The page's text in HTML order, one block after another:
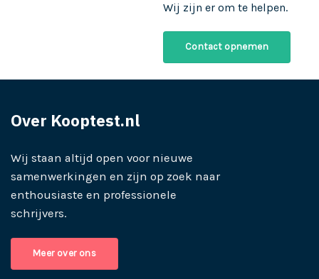
Wij zijn er om te helpen.
Contact opnemen
Over Kooptest.nl
Wij staan altijd open voor nieuwe
samenwerkingen en zijn op zoek naar
enthousiaste en professionele
schrijvers.
Meer over ons